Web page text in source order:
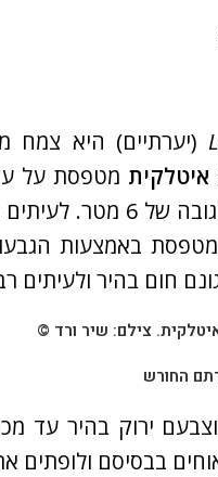
(יערתיים) היא צמח
איטלקית מטפסת על
העצים שעליהם היא
מטפסת באמצעות
חום בהיר ולעיתים
החורש
בבסיסם ולופתים